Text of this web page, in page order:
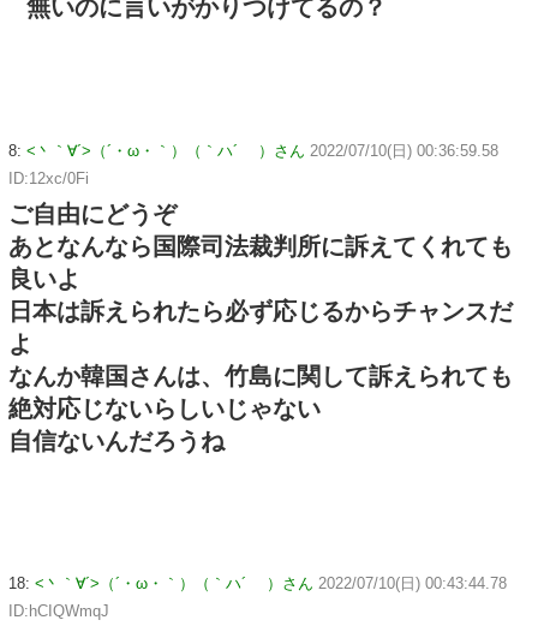
無いのに言いがかりつけてるの？
8: <丶｀∀´>（´・ω・｀）（｀ハ´ ）さん 2022/07/10(日) 00:36:59.58
ID:12xc/0Fi
ご自由にどうぞ
あとなんなら国際司法裁判所に訴えてくれても
良いよ
日本は訴えられたら必ず応じるからチャンスだ
よ
なんか韓国さんは、竹島に関して訴えられても
絶対応じないらしいじゃない
自信ないんだろうね
18: <丶｀∀´>（´・ω・｀）（｀ハ´ ）さん 2022/07/10(日) 00:43:44.78
ID:hCIQWmqJ